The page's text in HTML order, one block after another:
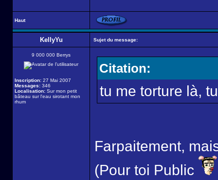
Haut
KellyYu Sujet du message:
9 000 000 Berrys
Inscription: 27 Mai 2007
Messages: 346
Localisation: Sur mon petit
bâteau sur l'eau sirotant mon
rhum
Citation:
tu me torture là,
Farpaitement,
(Pour toi Public